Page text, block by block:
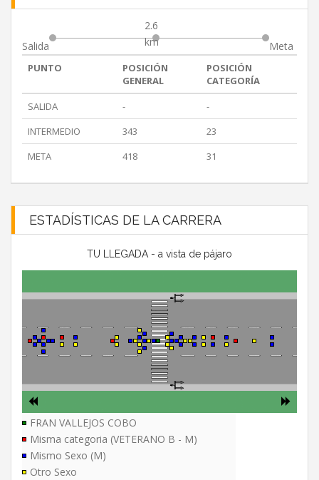
Salida
2.6
km
Meta
PUNTO
POSICIÓN
GENERAL
POSICIÓN
CATEGORÍA
SALIDA
-
-
INTERMEDIO
343
23
META
418 31
ESTADÍSTICAS DE LA CARRERA
TU LLEGADA - a vista de pájaro
FRAN VALLEJOS COBO
Misma categoria (VETERANO B - M)
Mismo Sexo (M)
Otro Sexo